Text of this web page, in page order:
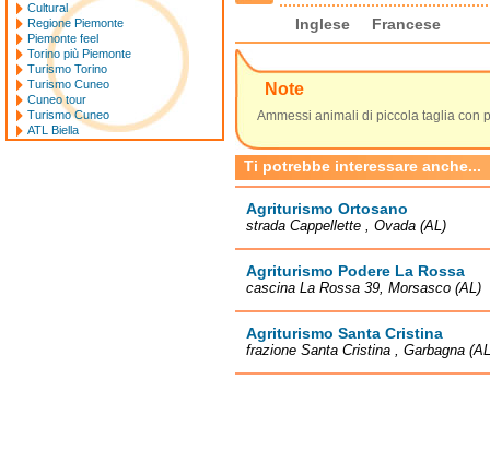
Inglese Francese
Note
Ammessi animali di piccola taglia con
Ti potrebbe interessare anche...
Agriturismo Ortosano
strada Cappellette , Ovada (AL)
Agriturismo Podere La Rossa
cascina La Rossa 39, Morsasco (AL)
Agriturismo Santa Cristina
frazione Santa Cristina , Garbagna
Cultural
Regione Piemonte
Piemonte feel
Torino più Piemonte
Turismo Torino
Turismo Cuneo
Cuneo tour
Turismo Cuneo
ATL Biella